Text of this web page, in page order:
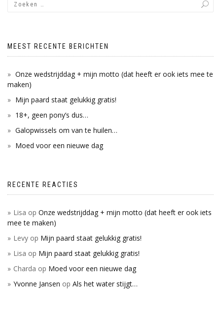
MEEST RECENTE BERICHTEN
Onze wedstrijddag + mijn motto (dat heeft er ook iets mee te
maken)
Mijn paard staat gelukkig gratis!
18+, geen pony’s dus…
Galopwissels om van te huilen…
Moed voor een nieuwe dag
RECENTE REACTIES
Lisa op Onze wedstrijddag + mijn motto (dat heeft er ook iets
mee te maken)
Levy op Mijn paard staat gelukkig gratis!
Lisa op Mijn paard staat gelukkig gratis!
Charda op Moed voor een nieuwe dag
Yvonne Jansen op Als het water stijgt…